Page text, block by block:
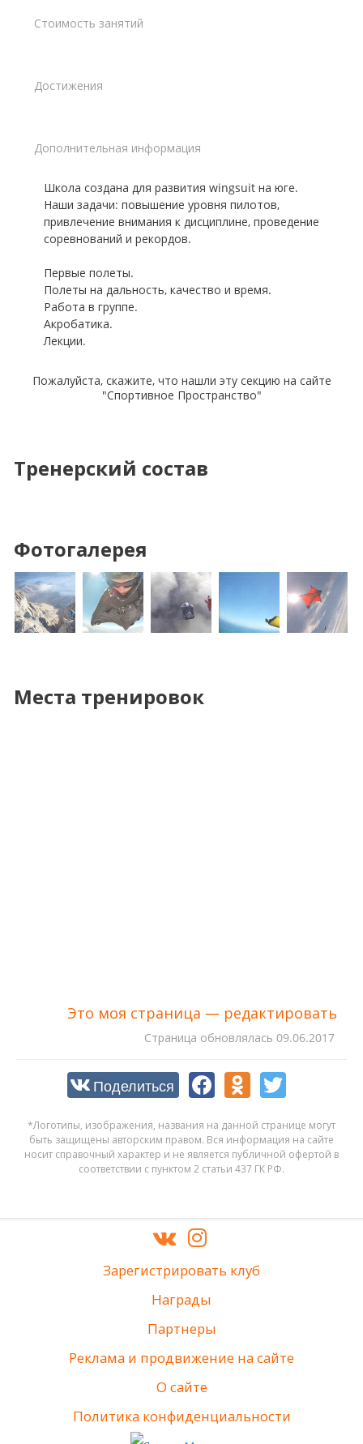
Стоимость занятий
Достижения
Дополнительная информация
Школа создана для развития wingsuit на юге.
Наши задачи: повышение уровня пилотов,
привлечение внимания к дисциплине, проведение
соревнований и рекордов.
Первые полеты.
Полеты на дальность, качество и время.
Работа в группе.
Акробатика.
Лекции.
Пожалуйста, скажите, что нашли эту секцию на сайте
"Спортивное Пространство"
Тренерский состав
Фотогалерея
Места тренировок
Это моя страница — редактировать
Cтраница обновлялась 09.06.2017
Поделиться
*Логотипы, изображения, названия на данной странице могут
быть защищены авторским правом. Вся информация на сайте
носит справочный характер и не является публичной офертой в
соответствии с пунктом 2 статьи 437 ГК РФ.
Зарегистрировать клуб
Награды
Партнеры
Реклама и продвижение на сайте
О сайте
Политика конфиденциальности